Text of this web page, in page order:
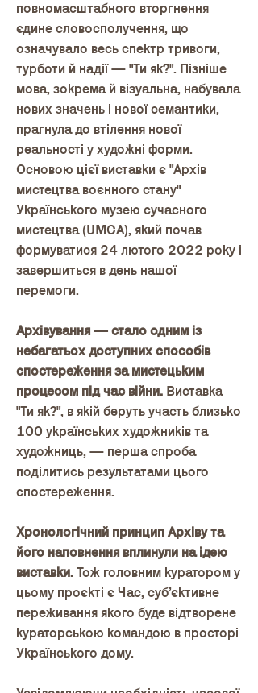
повномасштабного вторгнення
єдине словосполучення, що
означувало весь спектр тривоги,
турботи й надії — "Ти як?". Пізніше
мова, зокрема й візуальна, набувала
нових значень і нової семантики,
прагнула до втілення нової
реальності у художні форми.
Основою цієї виставки є "Архів
мистецтва воєнного стану"
Українського музею сучасного
мистецтва (UMCA), який почав
формуватися 24 лютого 2022 року і
завершиться в день нашої
перемоги.
Архівування — стало одним із
небагатьох доступних способів
спостереження за мистецьким
процесом під час війни. Виставка
"Ти як?", в якій беруть участь близько
100 українських художників та
художниць, — перша спроба
поділитись результатами цього
спостереження.
Хронологічний принцип Архіву та
його наповнення вплинули на ідею
виставки. Тож головним куратором у
цьому проєкті є Час, суб’єктивне
переживання якого буде відтворене
кураторською командою в просторі
Українського дому.